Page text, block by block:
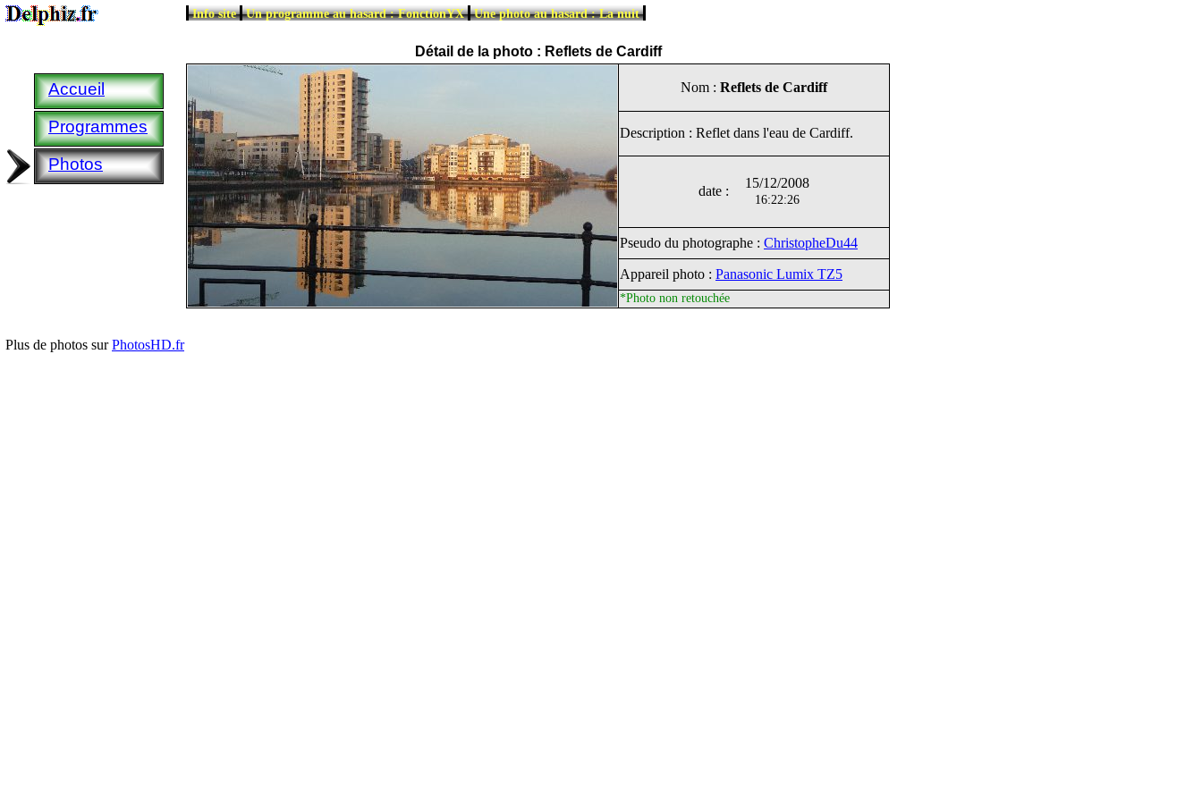
Info site Un programme au hasard : FonctionYX Une photo au hasard : La nuit
Accueil
Programmes
Photos
Détail de la photo : Reflets de Cardiff
Nom : Reflets de Cardiff
Description : Reflet dans l'eau de Cardiff.
date :
15/12/2008
16:22:26
Pseudo du photographe : ChristopheDu44
Appareil photo : Panasonic Lumix TZ5
*Photo non retouchée
Plus de photos surPhotosHD.fr